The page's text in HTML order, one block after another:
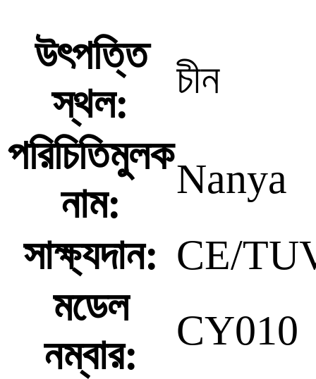
উৎপত্তি
স্থল:
চীন
পরিচিতিমুলক
নাম:
Nanya
সাক্ষ্যদান: CE/
মডেল
নম্বার:
CY010